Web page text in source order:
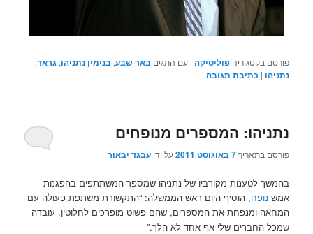
פורסם בקטגוריה פוליטיקה |עם התגים באר שבע,בנימין נתניהו, גראד,
נתניהו | כתיבת תגובה
נתניהו: המספרים מנופחים
פורסם בתאריך7 באוגוסט 2011 על ידיעבגד יבאור
בהמשך לטענות מקורביו של נתניהו שמספר המשתתפים בהפגנות
אמש נופח, הוסיף היום ראש הממשלה: “התקשורת משתפת פעולה עם
המחאה ומנפחת את המספרים, שהם פשוט מופרכים לחלוטין. עובדה
שמכל החברים שלי אף אחד לא הלך.”